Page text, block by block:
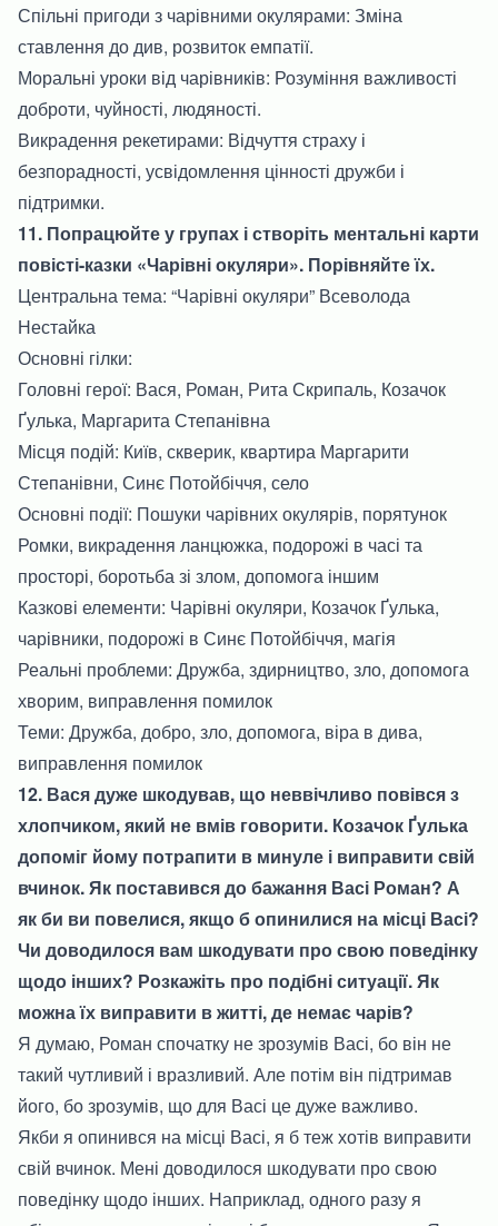
Спільні пригоди з чарівними окулярами: Зміна
ставлення до див, розвиток емпатії.
Моральні уроки від чарівників: Розуміння важливості
доброти, чуйності, людяності.
Викрадення рекетирами: Відчуття страху і
безпорадності, усвідомлення цінності дружби і
підтримки.
11. Попрацюйте у групах і створіть ментальні карти
повісті-казки «Чарівні окуляри». Порівняйте їх.
Центральна тема: “Чарівні окуляри” Всеволода
Нестайка
Основні гілки:
Головні герої: Вася, Роман, Рита Скрипаль, Козачок
Ґулька, Маргарита Степанівна
Місця подій: Київ, скверик, квартира Маргарити
Степанівни, Синє Потойбіччя, село
Основні події: Пошуки чарівних окулярів, порятунок
Ромки, викрадення ланцюжка, подорожі в часі та
просторі, боротьба зі злом, допомога іншим
Казкові елементи: Чарівні окуляри, Козачок Ґулька,
чарівники, подорожі в Синє Потойбіччя, магія
Реальні проблеми: Дружба, здирництво, зло, допомога
хворим, виправлення помилок
Теми: Дружба, добро, зло, допомога, віра в дива,
виправлення помилок
12. Вася дуже шкодував, що неввічливо повівся з
хлопчиком, який не вмів говорити. Козачок Ґулька
допоміг йому потрапити в минуле і виправити свій
вчинок. Як поставився до бажання Васі Роман? А
як би ви повелися, якщо б опинилися на місці Васі?
Чи доводилося вам шкодувати про свою поведінку
щодо інших? Розкажіть про подібні ситуації. Як
можна їх виправити в житті, де немає чарів?
Я думаю, Роман спочатку не зрозумів Васі, бо він не
такий чутливий і вразливий. Але потім він підтримав
його, бо зрозумів, що для Васі це дуже важливо.
Якби я опинився на місці Васі, я б теж хотів виправити
свій вчинок. Мені доводилося шкодувати про свою
поведінку щодо інших. Наприклад, одного разу я